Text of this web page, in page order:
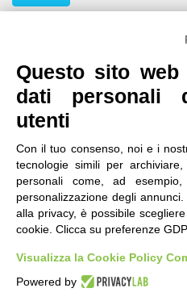
contatti| qualità accessibilità
IRES Piemonte -
Sociali del Piemonte
Via Nizza 18, 10125
P.Iva 04328830015
© 2018 All Rights Reserved
Questo sito
dati personali
utenti
Con il tuo consenso, noi e i
tecnologie simili per
personali come, ad
personalizzazione degli
alla privacy, è possibile
cookie. Clicca su preferenze
Visualizza la Cookie Policy
Powered by